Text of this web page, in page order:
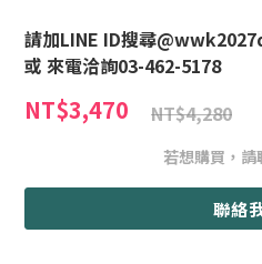
請加LINE ID搜尋
或 來電洽詢03-462-5178
NT$3,470 NT$4,280
若想購買，請
聯絡